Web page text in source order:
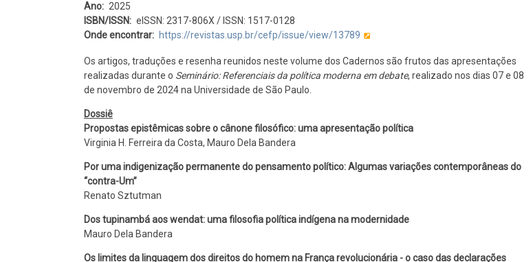
Ano
2025
ISBN/ISSN
eISSN: 2317-806X / ISSN: 1517-0128
Onde encontrar
https://revistas.usp.br/cefp/issue/view/13789
Os artigos, traduções e resenha reunidos neste volume dos Cadernos são frutos das apresentações
realizadas durante o Seminário: Referenciais da política moderna em debate, realizado nos dias 07 e 08
de novembro de 2024 na Universidade de São Paulo.
Dossiê
Propostas epistêmicas sobre o cânone filosófico: uma apresentação política
Virginia H. Ferreira da Costa, Mauro Dela Bandera
Por uma indigenização permanente do pensamento político: Algumas variações contemporâneas do
“contra-Um”
Renato Sztutman
Dos tupinambá aos wendat: uma filosofia política indígena na modernidade
Mauro Dela Bandera
Os limites da linguagem dos direitos do homem na França revolucionária - o caso das declarações